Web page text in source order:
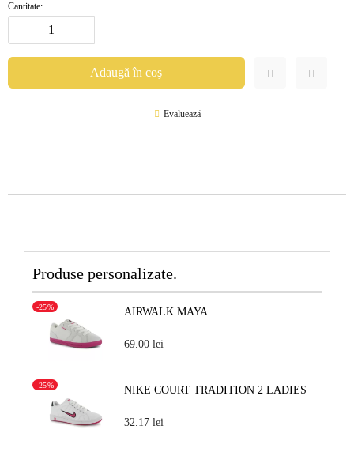
Cantitate:
Evaluează
Produse personalizate.
AIRWALK MAYA
-25%
69.00 lei
NIKE COURT TRADITION 2 LADIES
-25%
32.17 lei